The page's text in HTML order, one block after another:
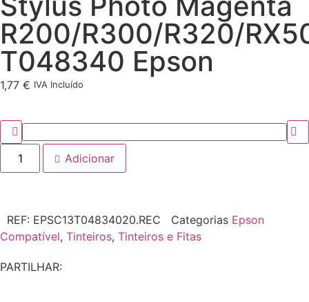
R200/R300/R320/
T048340 Epson
1,77 € IVA Incluído
Adicionar
REF: EPSC13T04834020.REC Categorias Epson
Compatível, Tinteiros, Tinteiros e Fitas
PARTILHAR: